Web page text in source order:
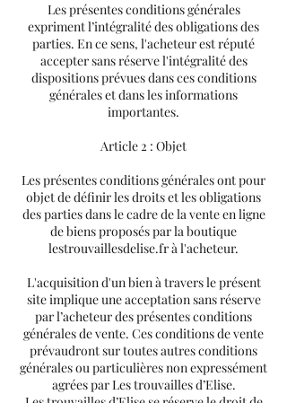
Les présentes conditions générales
expriment l’intégralité des obligations des
parties. En ce sens, l'acheteur est réputé
accepter sans réserve l'intégralité des
dispositions prévues dans ces conditions
générales et dans les informations
importantes.
Article 2 : Objet
Les présentes conditions générales ont pour
objet de définir les droits et les obligations
des parties dans le cadre de la vente en ligne
de biens proposés par la boutique
lestrouvaillesdelise.fr à l'acheteur.
L'acquisition d'un bien à travers le présent
site implique une acceptation sans réserve
par l’acheteur des présentes conditions
générales de vente. Ces conditions de vente
prévaudront sur toutes autres conditions
générales ou particulières non expressément
agrées par Les trouvailles d’Elise.